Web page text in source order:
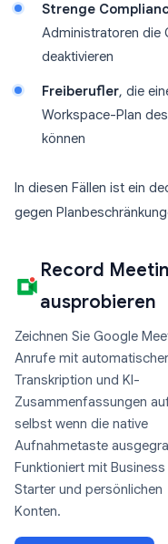
Strenge
Administratoren die
deaktivieren
Freiberufler, die
Workspace-Plan
können
In diesen Fällen ist ein
gegen
Record
ausprobieren
Zeichnen Sie Google
Anrufe mit automatischer
Transkription und KI-
Zusammenfassungen
selbst wenn die native
Aufnahmetaste
Funktioniert mit Business
Starter und persönlichen
Konten.